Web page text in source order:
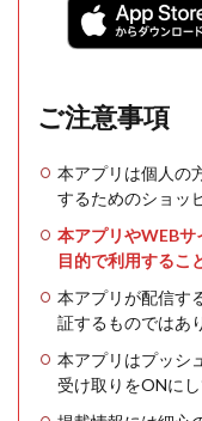
ご注意事項
本アプリは個人の
するためのショッ
本アプリやWEB
目的で利用するこ
本アプリが配信す
証するものではあ
本アプリはプッシ
受け取りをONにし